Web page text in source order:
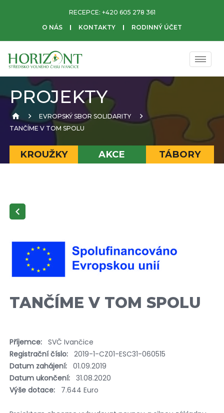
RECEPCE: +420 605 278 361
O NÁS
KONTAKTY RODINNÝ ÚČET
PROJEKTY
EVROPSKÝ SBOR SOLIDARITY
TANČÍME V TOM SPOLU
KROUŽKY AKCE TÁBORY
TANČÍME V TOM SPOLU
Příjemce:SVČ Ivančice
Registrační číslo:2019-1-CZ01-ESC31-060515
Datum zahájení:01.09.2019
Datum ukončení:31.08.2020
Výše dotace: 7.644 Euro